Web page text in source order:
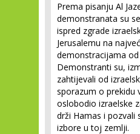
Prema pisanju Al
demonstranata su
ispred zgrade
Jerusalemu na
demonstracijama
Demonstranti su,
zahtijevali od
sporazum o prekidu
oslobodio izraelske
drži Hamas i pozvali
izbore u toj zemlji.